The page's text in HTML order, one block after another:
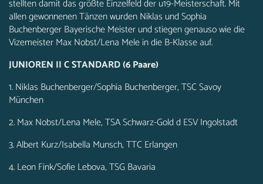
stellten damit das größte Einzelfeld der u19-Meisterschaft. Mit
allen gewonnenen Tänzen wurden Niklas und Sophia
Buchenberger Bayerische Meister und stiegen genauso wie die
Vizemeister Max Nobst/Lena Mele in die B-Klasse auf.
JUNIOREN II C STANDARD (6 Paare)
1. Niklas Buchenberger/Sophia Buchenberger, TSC Savoy
München
2. Max Nobst/Lena Mele, TSA Schwarz-Gold d ESV Ingolstadt
3. Albert Kurz/Isabella Munsch, TTC Erlangen
4. Leon Fink/Sofie Lebova, TSG Bavaria